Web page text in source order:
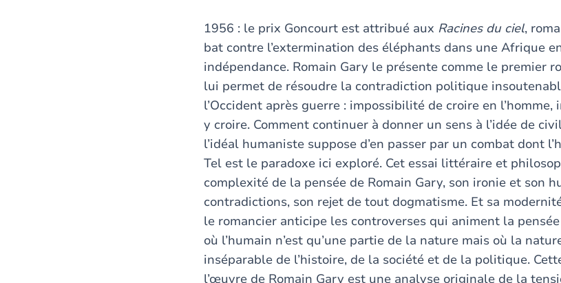
1956 : le prix Goncourt est attribué aux Racines du ciel,
bat contre l’extermination des éléphants dans une Afrique
indépendance. Romain Gary le présente comme le premier
lui permet de résoudre la contradiction politique
l’Occident après guerre : impossibilité de croire en
y croire. Comment continuer à donner un sens à l’idée de
l’idéal humaniste suppose d’en passer par un combat dont
Tel est le paradoxe ici exploré. Cet essai littéraire et
complexité de la pensée de Romain Gary, son ironie et son
contradictions, son rejet de tout dogmatisme. Et sa
le romancier anticipe les controverses qui animent la
où l’humain n’est qu’une partie de la nature mais où la
inséparable de l’histoire, de la société et de la politique.
l’œuvre de Romain Gary est une analyse originale de la